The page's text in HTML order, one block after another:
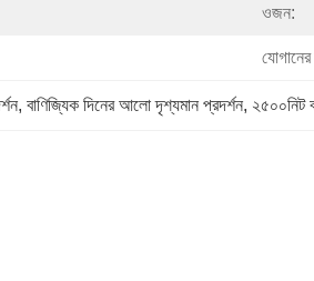
ওজন:
যোগানের
, বাণিজ্যিক দিনের আলো দৃশ্যমান প্রদর্শন, ২৫০০নিট